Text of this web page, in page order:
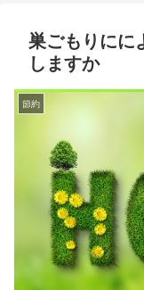
巣ごもりにに
しますか
節約